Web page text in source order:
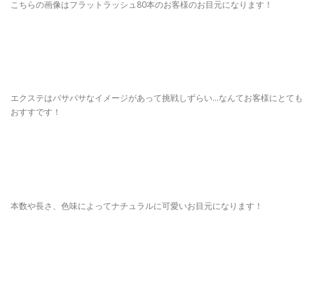
こちらの画像はフラットラッシュ80本のお客様のお目元になります！
エクステはバサバサなイメージがあって挑戦しずらい…なんてお客様にとても
おすすです！
本数や長さ、色味によってナチュラルに可愛いお目元になります！